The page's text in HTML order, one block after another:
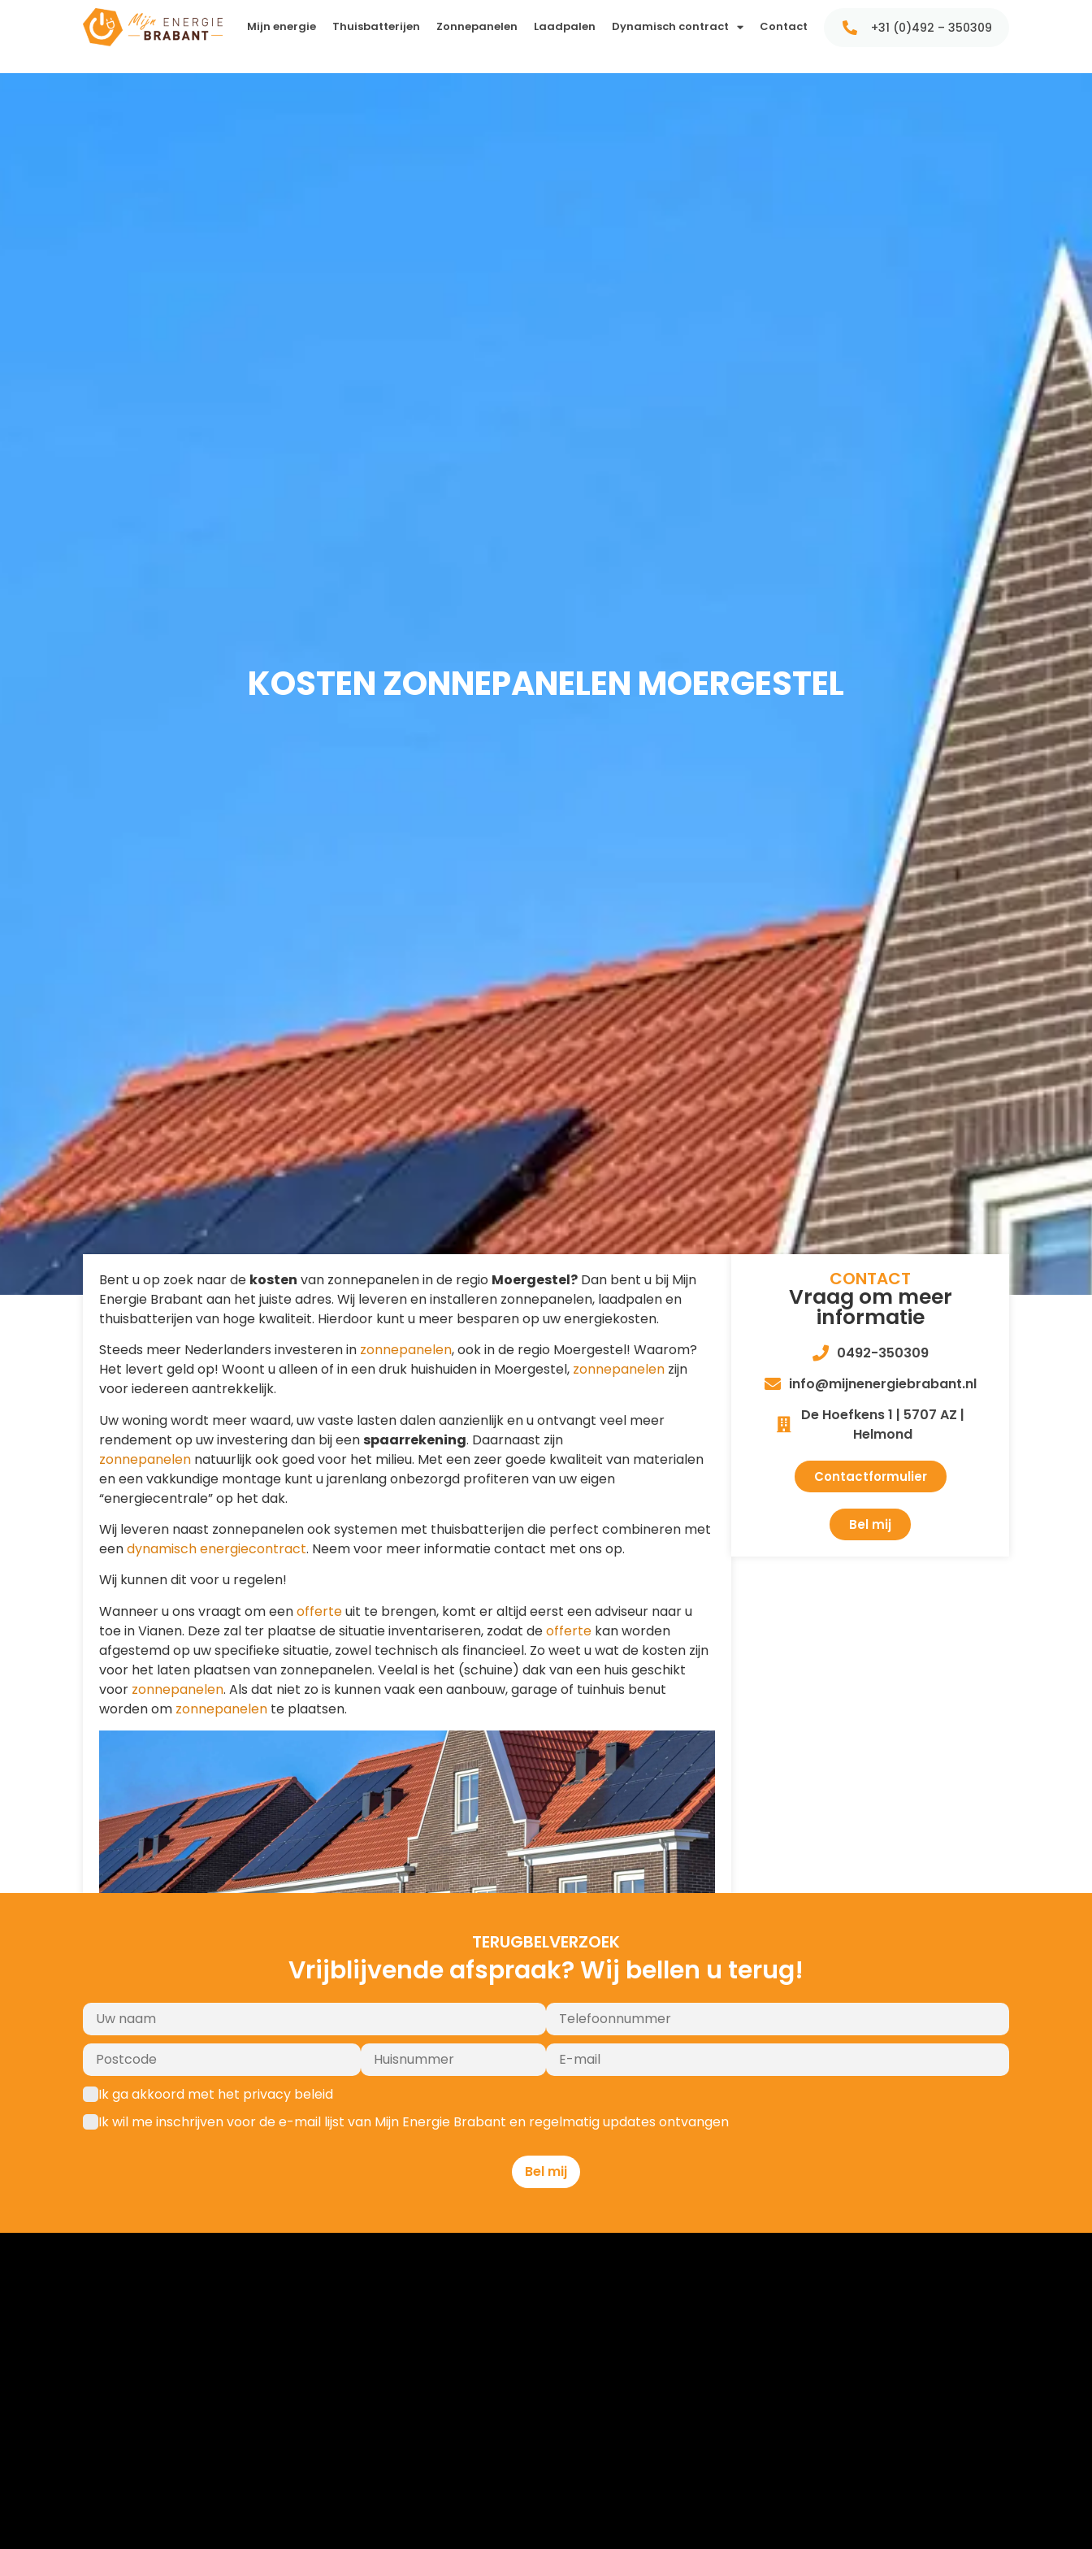
Mijn energie Thuisbatterijen Zonnepanelen Laadpalen Dynamisch contract Contact +31 (0)492 – 350309
KOSTEN ZONNEPANELEN MOERGESTEL
Bent u op zoek naar de kosten van zonnepanelen in de regio Moergestel? Dan bent u bij Mijn
Energie Brabant aan het juiste adres. Wij leveren en installeren zonnepanelen, laadpalen en
thuisbatterijen van hoge kwaliteit. Hierdoor kunt u meer besparen op uw energiekosten.
Steeds meer Nederlanders investeren in zonnepanelen, ook in de regio Moergestel! Waarom?
Het levert geld op! Woont u alleen of in een druk huishuiden in Moergestel, zonnepanelen zijn
voor iedereen aantrekkelijk.
Uw woning wordt meer waard, uw vaste lasten dalen aanzienlijk en u ontvangt veel meer
rendement op uw investering dan bij eenspaarrekening. Daarnaast zijn
zonnepanelen natuurlijk ook goed voor het milieu. Met een zeer goede kwaliteit van materialen
en een vakkundige montage kunt u jarenlang onbezorgd profiteren van uw eigen
“energiecentrale” op het dak.
Wij leveren naast zonnepanelen ook systemen met thuisbatterijen die perfect combineren met
eendynamisch energiecontract. Neem voor meer informatie contact met ons op.
Wij kunnen dit voor u regelen!
Wanneer u ons vraagt om eenofferteuit te brengen, komt er altijd eerst een adviseur naar u
toe in Vianen. Deze zal ter plaatse de situatie inventariseren, zodat deofferte kan worden
afgestemd op uw specifieke situatie, zowel technisch als financieel. Zo weet u wat de kosten zijn
voor het laten plaatsen van zonnepanelen. Veelal is het (schuine) dak van een huis geschikt
voor zonnepanelen. Als dat niet zo is kunnen vaak een aanbouw, garage of tuinhuis benut
worden om zonnepanelen te plaatsen.
CONTACT
Vraag om meer
informatie
0492-350309
info@mijnenergiebrabant.nl
De Hoefkens 1 | 5707 AZ |
Helmond
Contactformulier
Bel mij
KOSTEN ZONNEPANELEN MOERGESTEL
KOSTEN ZONNEPANELEN MOERGESTEL
KOSTEN ZONNEPANELEN MOERGESTEL
KOSTEN ZONNEPANELEN MOERGESTEL
KOSTEN ZONNEPANELEN MOERGESTEL
KOSTEN ZONNEPANELEN MOERGESTEL
TERUGBELVERZOEK
Vrijblijvende afspraak? Wij bellen u terug!
Ik ga akkoord met het privacy beleid
Ik wil me inschrijven voor de e-mail lijst van Mijn Energie Brabant en regelmatig updates ontvangen
Bel mij